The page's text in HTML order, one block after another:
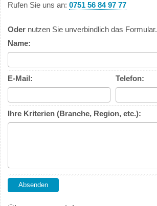
Rufen Sie uns an: 0751 56 84 97 77
Oder nutzen Sie unverbindlich das Formular.
Name:
E-Mail: Telefon:
Ihre Kriterien (Branche, Region, etc.):